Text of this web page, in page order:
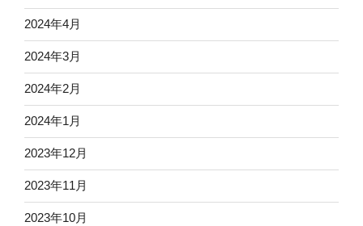
2024年4月
2024年3月
2024年2月
2024年1月
2023年12月
2023年11月
2023年10月